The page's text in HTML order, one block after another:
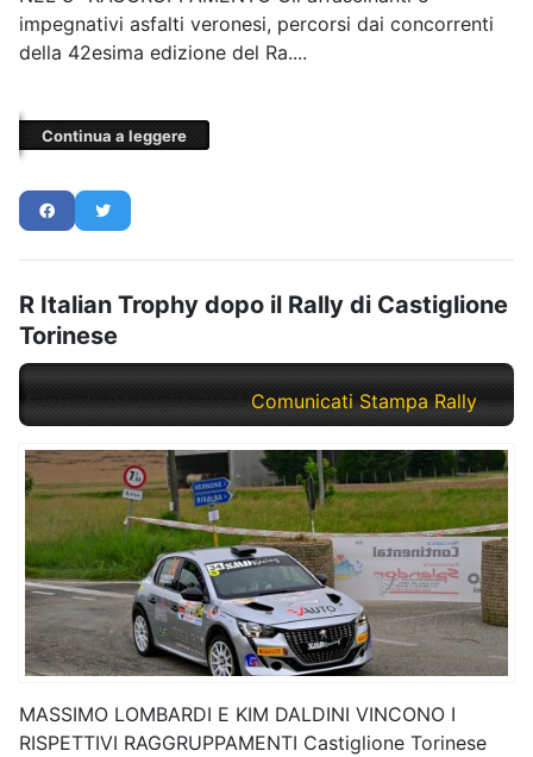
impegnativi asfalti veronesi, percorsi dai concorrenti
della 42esima edizione del Ra....
Continua a leggere
R Italian Trophy dopo il Rally di Castiglione
Torinese
Giovedì, 04 Luglio 2024 Comunicati Stampa Rally
MASSIMO LOMBARDI E KIM DALDINI VINCONO I
RISPETTIVI RAGGRUPPAMENTI Castiglione Torinese